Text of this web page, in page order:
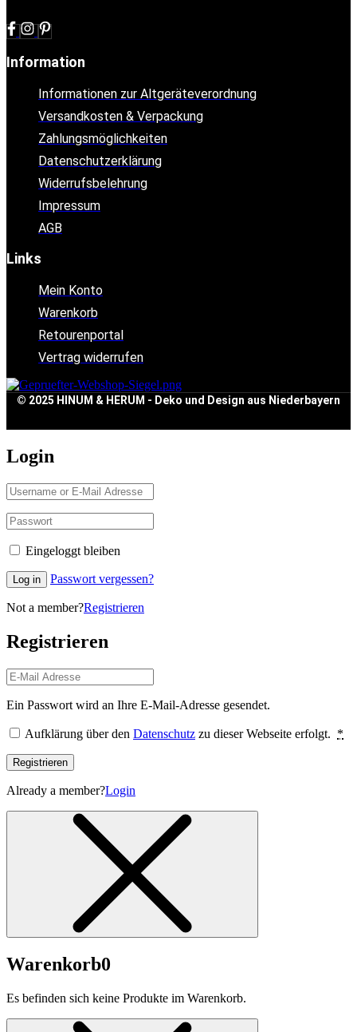
Information
Informationen zur Altgeräteverordnung
Versandkosten & Verpackung
Zahlungsmöglichkeiten
Datenschutzerklärung
Widerrufsbelehrung
Impressum
AGB
Links
Mein Konto
Warenkorb
Retourenportal
Vertrag widerrufen
© 2025 HINUM & HERUM - Deko und Design aus Niederbayern
Login
Eingeloggt bleiben
Log in Passwort vergessen?
Not a member?Registrieren
Registrieren
Ein Passwort wird an Ihre E-Mail-Adresse gesendet.
Aufklärung über den Datenschutz zu dieser Webseite erfolgt. *
Registrieren
Already a member?Login
Warenkorb0
Es befinden sich keine Produkte im Warenkorb.